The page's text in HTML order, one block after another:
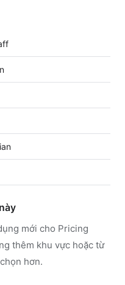
mới cho Pricing
thêm khu vực hoặc từ
hơn.